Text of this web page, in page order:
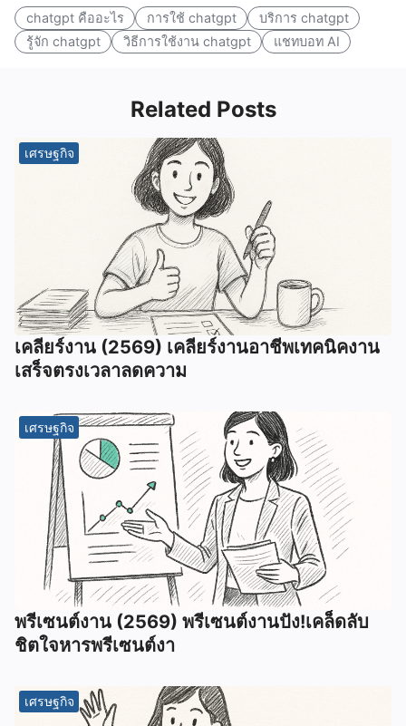
chatgpt คืออะไร การใช้ chatgpt
บริการ chatgpt
รู้จัก chatgpt
วิธีการใช้งาน chatgpt แชทบอท AI
Related Posts
เศรษฐกิจ
เคลียร์งาน (2569) เคลียร์งานอาชีพเทคนิคงาน
เสร็จตรงเวลาลดความ
เศรษฐกิจ
พรีเซนต์งาน (2569) พรีเซนต์งานปัง!เคล็ดลับ
ชิตใจหารพรีเซนต์งา
เศรษฐกิจ